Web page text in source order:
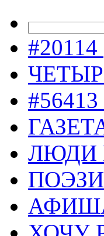
#20114
#56413
ЛЮДИ